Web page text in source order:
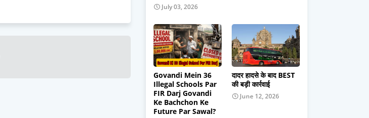
July 03, 2026
Govandi Mein 36
Illegal Schools Par
FIR Darj Govandi
Ke Bachchon Ke
Future Par Sawal?
दादर हादसे के बाद BEST
की बड़ी कार्रवाई
June 12, 2026